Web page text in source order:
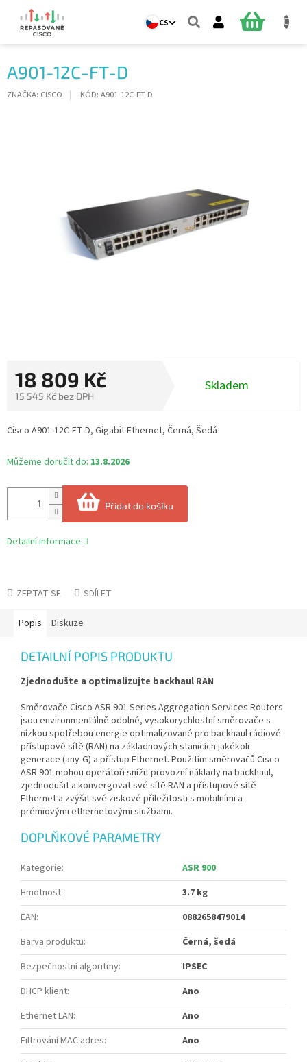
obsah
CS
NÁKUPNÍ
A901-12C-FT-D
ZNAČKA: CISCO KÓD: A901-12C-FT-D
18 809 Kč
15 545 Kč bez DPH
cena:
Skladem
Můžeme doručit do: 13.8.2026
Přidat do košíku
Cisco A901-12C-FT-D, Gigabit Ethernet, Černá, Šedá
Detailní informace
ZEPTAT SE SDÍLET
Popis Diskuze
DETAILNÍ POPIS PRODUKTU
Zjednodušte a optimalizujte backhaul RAN
Směrovače Cisco ASR 901 Series Aggregation Services Routers
jsou environmentálně odolné, vysokorychlostní směrovače s
nízkou spotřebou energie optimalizované pro backhaul rádiové
přístupové sítě (RAN) na základnových stanicích jakékoli
generace (any-G) a přístup Ethernet. Použitím směrovačů Cisco
ASR 901 mohou operátoři snížit provozní náklady na backhaul,
zjednodušit a konvergovat své sítě RAN a přístupové sítě
Ethernet a zvýšit své ziskové příležitosti s mobilními a
prémiovými ethernetovými službami.
DOPLŇKOVÉ PARAMETRY
Kategorie:
ASR 900
Hmotnost:
3.7 kg
EAN:
0882658479014
Barva produktu:
Černá, šedá
Bezpečnostní algoritmy:
IPSEC
DHCP klient:
Ano
Ethernet LAN:
Ano
Filtrování MAC adres:
Ano